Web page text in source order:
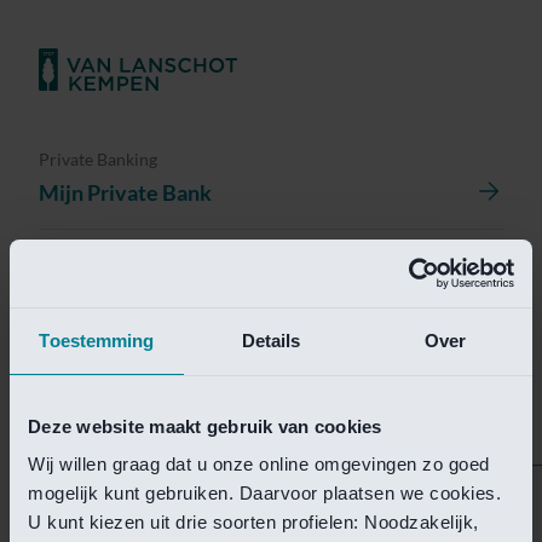
Toestemming Details Over
Deze website maakt gebruik van cookies
Wij willen graag dat u onze online omgevingen zo goed
mogelijk kunt gebruiken. Daarvoor plaatsen we cookies.
U kunt kiezen uit drie soorten profielen: Noodzakelijk,
Private Banking
Mijn Private Bank
Helaas is deze pagina